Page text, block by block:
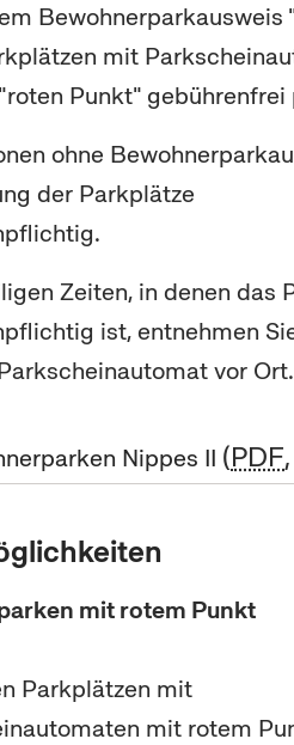
Bewohnerparkausweis
mit
Punkt" gebührenfrei
ohne
der Parkplätze
Zeiten, in denen das
ist, entnehmen
vor Ort.
Nippes II PDF
mit rotem Punkt
Parkplätzen mit
mit rotem